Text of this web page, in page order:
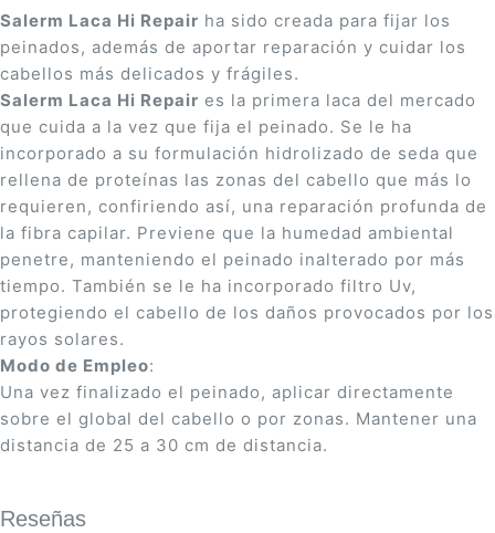
Salerm Laca Hi Repair ha sido creada para fijar los
peinados, además de aportar reparación y cuidar los
cabellos más delicados y frágiles.
Salerm Laca Hi Repair es la primera laca del mercado
que cuida a la vez que fija el peinado. Se le ha
incorporado a su formulación hidrolizado de seda que
rellena de proteínas las zonas del cabello que más lo
requieren, confiriendo así, una reparación profunda de
la fibra capilar. Previene que la humedad ambiental
penetre, manteniendo el peinado inalterado por más
tiempo. También se le ha incorporado filtro Uv,
protegiendo el cabello de los daños provocados por los
rayos solares.
Modo de Empleo:
Una vez finalizado el peinado, aplicar directamente
sobre el global del cabello o por zonas. Mantener una
distancia de 25 a 30 cm de distancia.
Reseñas